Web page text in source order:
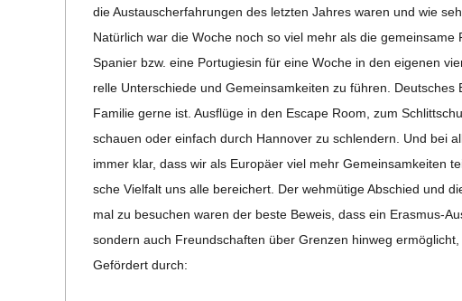
H
U
L
E
die Aus­tau­sch­er­fah­run­gen des letz­ten Jah­res waren und wie
Natür­lich war die Woche noch so viel mehr als die
Spa­nier bzw. eine Por­tu­gie­sin für eine Woche in den eige­nen
relle Unter­schiede und Gemein­sam­kei­ten zu füh­ren.
Fami­lie gerne ist. Aus­flüge in den Escape Room, zum
schauen oder ein­fach durch Han­no­ver zu schlen­dern. Und bei
immer klar, dass wir als Euro­päer viel mehr Gemein­sam­kei­ten
sche Viel­falt uns alle berei­chert. Der weh­mü­tige Abschied und
mal zu besu­chen waren der beste Beweis, dass ein Eras­­mus-
son­dern auch Freund­schaf­ten über Gren­zen hin­weg
Geför­dert durch: